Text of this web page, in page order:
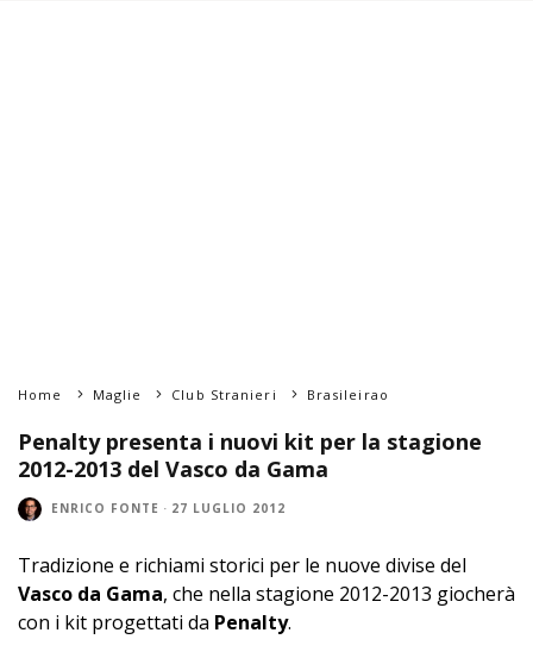
Home Maglie Club Stranieri Brasileirao
Penalty presenta i nuovi kit per la stagione
2012-2013 del Vasco da Gama
ENRICO FONTE · 27 LUGLIO 2012
Tradizione e richiami storici per le nuove divise del
Vasco da Gama, che nella stagione 2012-2013 giocherà
con i kit progettati da Penalty.